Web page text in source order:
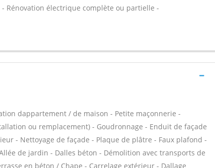
Rénovation électrique complète ou partielle -
dappartement / de maison - Petite maçonnerie -
ou remplacement) - Goudronnage - Enduit de façade
- Nettoyage de façade - Plaque de plâtre - Faux plafond -
de jardin - Dalles béton - Démolition avec transports de
en béton / Chape - Carrelage extérieur - Dallage